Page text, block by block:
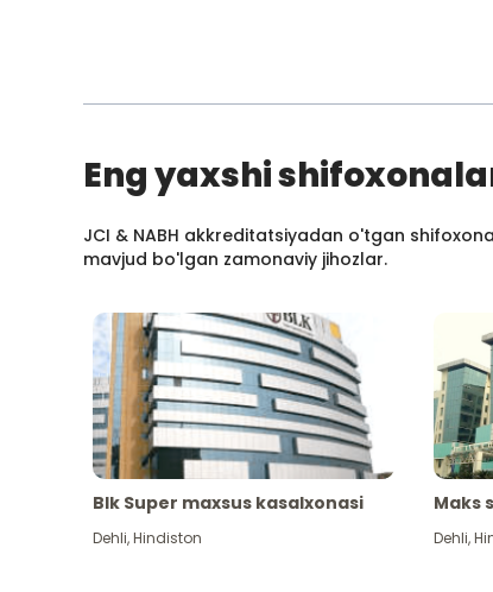
Eng yaxshi
JCI & NABH akkreditatsiyadan o'tgan
mavjud bo'lgan zamonaviy jihozlar.
Blk Super maxsus kasalxonasi
Dehli,Hindiston
Maks
Dehli,